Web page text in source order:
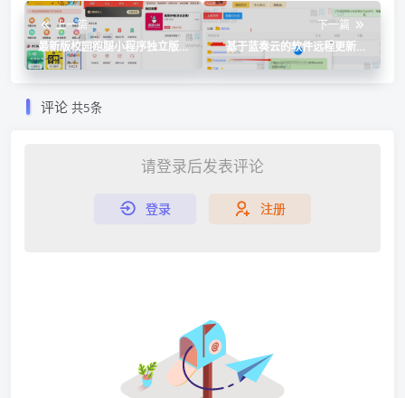
上一篇
最新版校园跑腿小程序独立版
源码
下一篇
基于蓝奏云的软件远程更新工
具，无需服务器
评论 共5条
请登录后发表评论
登录 注册